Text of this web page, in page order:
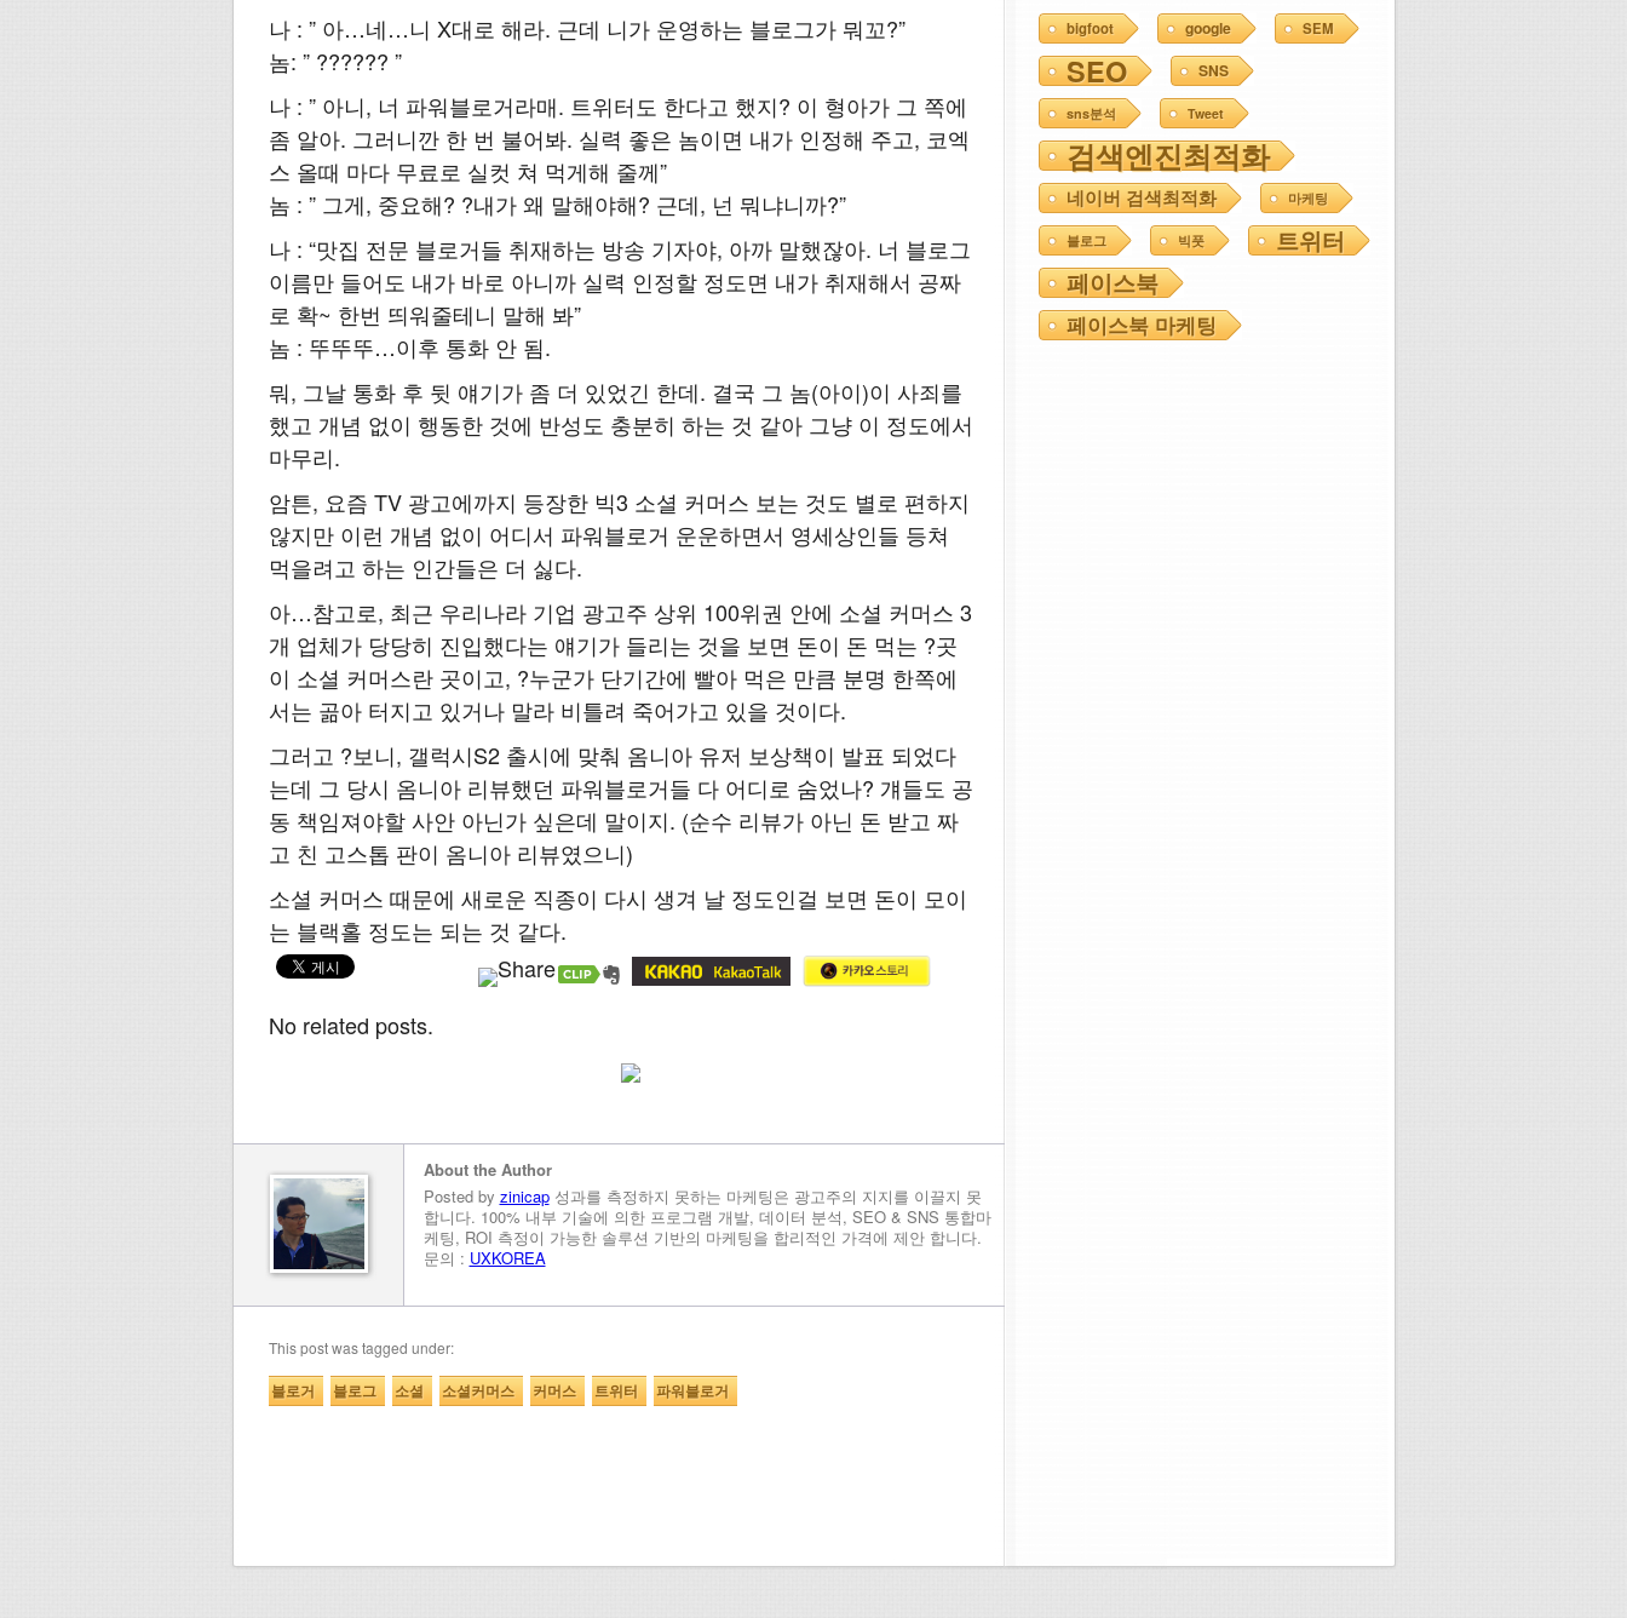
나 : ” 아…네…니 X대로 해라. 근데 니가 운영하는 블로그가 뭐꼬?”
놈: ” ?????? ”
나 : ” 아니, 너 파워블로거라매. 트위터도 한다고 했지? 이 형아가 그 쪽에
좀 알아. 그러니깐 한 번 불어봐. 실력 좋은 놈이면 내가 인정해 주고, 코엑
스 올때 마다 무료로 실컷 쳐 먹게해 줄께”
놈 : ” 그게, 중요해? ?내가 왜 말해야해? 근데, 넌 뭐냐니까?”
나 : “맛집 전문 블로거들 취재하는 방송 기자야, 아까 말했잖아. 너 블로그
이름만 들어도 내가 바로 아니까 실력 인정할 정도면 내가 취재해서 공짜
로 확~ 한번 띄워줄테니 말해 봐”
놈 : 뚜뚜뚜…이후 통화 안 됨.
뭐, 그날 통화 후 뒷 얘기가 좀 더 있었긴 한데. 결국 그 놈(아이)이 사죄를
했고 개념 없이 행동한 것에 반성도 충분히 하는 것 같아 그냥 이 정도에서
마무리.
암튼, 요즘 TV 광고에까지 등장한 빅3 소셜 커머스 보는 것도 별로 편하지
않지만 이런 개념 없이 어디서 파워블로거 운운하면서 영세상인들 등쳐
먹을려고 하는 인간들은 더 싫다.
아…참고로, 최근 우리나라 기업 광고주 상위 100위권 안에 소셜 커머스 3
개 업체가 당당히 진입했다는 얘기가 들리는 것을 보면 돈이 돈 먹는 ?곳
이 소셜 커머스란 곳이고, ?누군가 단기간에 빨아 먹은 만큼 분명 한쪽에
서는 곪아 터지고 있거나 말라 비틀려 죽어가고 있을 것이다.
그러고 ?보니, 갤럭시S2 출시에 맞춰 옴니아 유저 보상책이 발표 되었다
는데 그 당시 옴니아 리뷰했던 파워블로거들 다 어디로 숨었나? 걔들도 공
동 책임져야할 사안 아닌가 싶은데 말이지. (순수 리뷰가 아닌 돈 받고 짜
고 친 고스톱 판이 옴니아 리뷰였으니)
소셜 커머스 때문에 새로운 직종이 다시 생겨 날 정도인걸 보면 돈이 모이
는 블랙홀 정도는 되는 것 같다.
No related posts.
About the Author
Posted by zinicap성과를 측정하지 못하는 마케팅은 광고주의 지지를 이끌지 못
합니다. 100% 내부 기술에 의한 프로그램 개발, 데이터 분석, SEO & SNS 통합마
케팅, ROI 측정이 가능한 솔루션 기반의 마케팅을 합리적인 가격에 제안 합니다.
문의 : UXKOREA
This post was tagged under:
블로거 블로그 소셜 소셜커머스 커머스 트위터 파워블로거
bigfoot google SEM
SEO SNS
sns분석 Tweet
검색엔진최적화
네이버 검색최적화 마케팅
블로그 빅풋
트위터
페이스북
페이스북 마케팅